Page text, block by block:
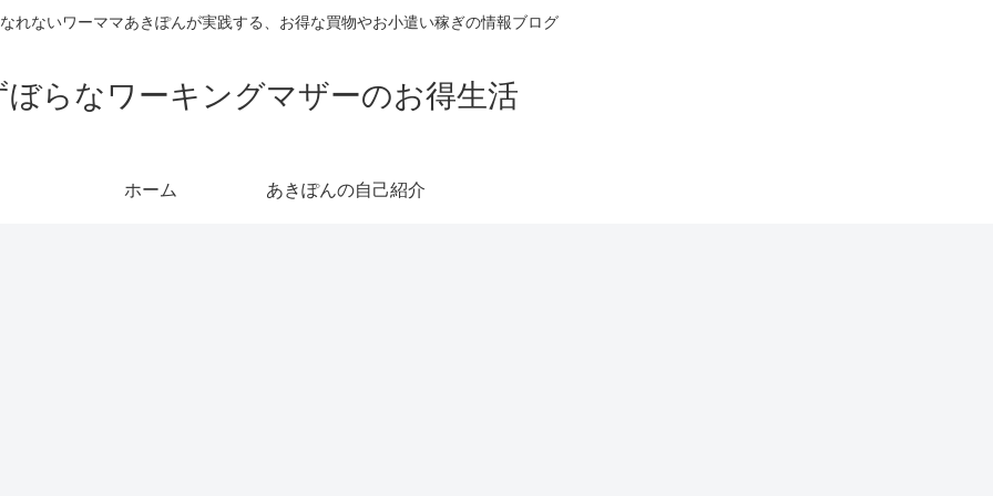
れないワーママあきぽんが実践する、お得な買物やお小遣い稼ぎの情報ブログ
ぼらなワーキングマザーのお得生活
ホーム あきぽんの自己紹介